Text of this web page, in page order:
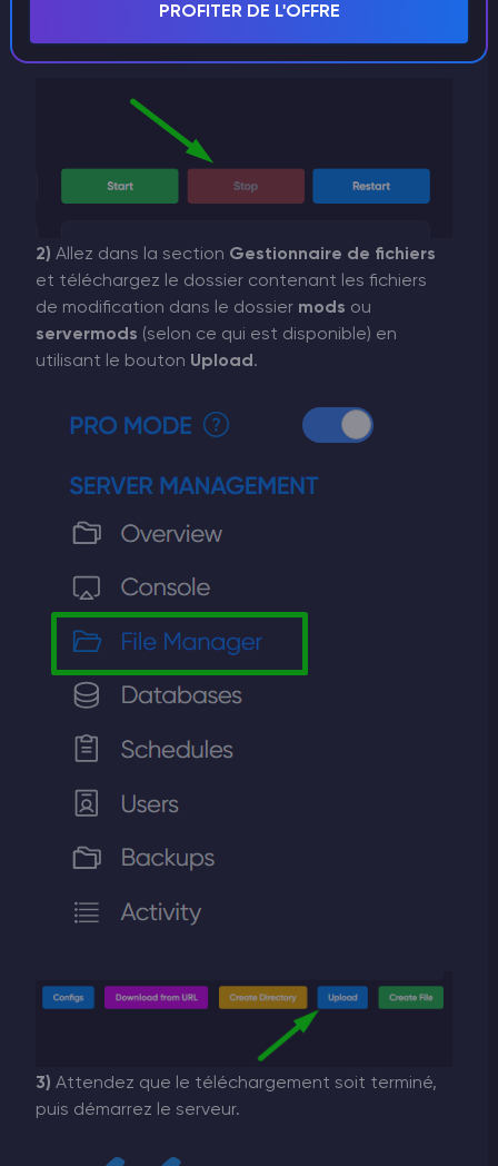
serveur dans la sectionConsole.
2) Allez dans la section Gestionnaire de fichiers
et téléchargez le dossier contenant les fichiers
de modification dans le dossier mods ou
servermods (selon ce qui est disponible) en
utilisant le bouton Upload.
3) Attendez que le téléchargement soit terminé,
puis démarrez le serveur.
PROFITER DE L'OFFRE